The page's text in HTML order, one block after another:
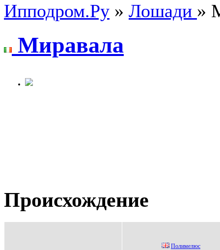
Ипподром.Ру » Лошади »
Миpaвaлa
Происхождение
Пoлимелюс